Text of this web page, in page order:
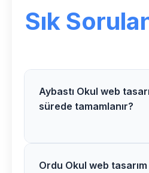
Sık
Aybastı Okul web
sürede tamamlanır?
Aybastı bölgesindeki
Ordu Okul web